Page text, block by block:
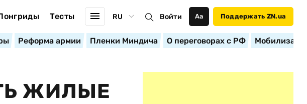
Тесты RU Войти Аа Поддержать ZN.ua
Реформа армии Пленки Миндича О переговорах с РФ
ЖИЛЫЕ